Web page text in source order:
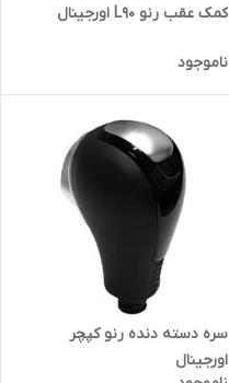
کمک عقب رنو L90 اورجینال
ناموجود
سره دسته دنده رنو کپچر
اورجینال